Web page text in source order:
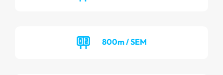
800m / SEM